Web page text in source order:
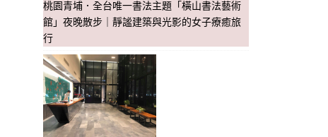
桃園青埔．全台唯一書法主題「橫山書法藝術
館」夜晚散步｜靜謐建築與光影的女子療癒旅
行